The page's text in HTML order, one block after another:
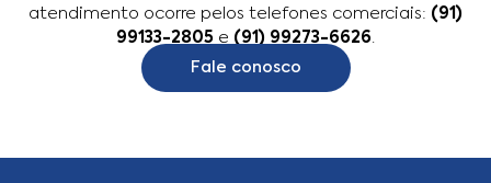
atendimento ocorre pelos telefones comerciais: (91)
99133-2805 e (91) 99273-6626.
Fale conosco